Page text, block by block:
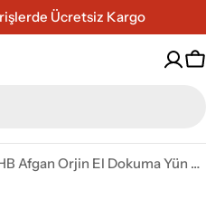
Ücretsiz Kargo
SHB Afgan Orjin El Dokuma Yün Halı